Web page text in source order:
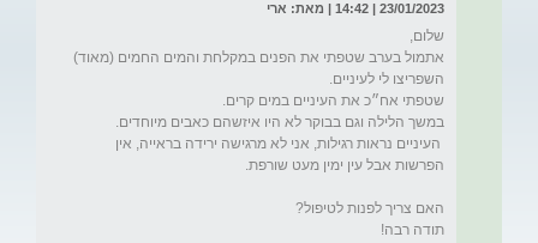
23/01/2023 | 14:42 | מאת: ארי
אתמול בערב שטפתי את הפנים במקלחת והמים החמים (מאוד)
העיניים נראות רגילות, אני לא מרגישה ירידה בראייה, אין
תודה רבה!